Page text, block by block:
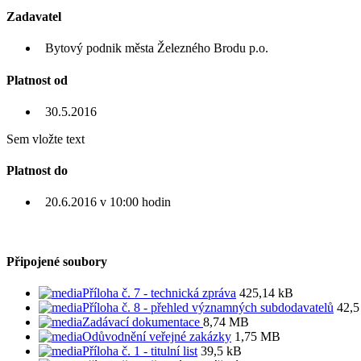
Zadavatel
Bytový podnik města Železného Brodu p.o.
Platnost od
30.5.2016
Sem vložte text
Platnost do
20.6.2016 v 10:00 hodin
Připojené soubory
Příloha č. 7 - technická zpráva 425,14 kB
Příloha č. 8 - přehled významných subdodavatelů
Zadávací dokumentace 8,74 MB
Odůvodnění veřejné zakázky 1,75 MB
Příloha č. 1 - titulní list 39,5 kB